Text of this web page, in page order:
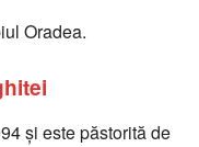
Oradea.
și este păstorită de